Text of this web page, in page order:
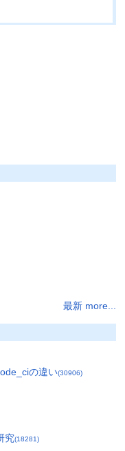
最新 more...
の違い(30906)
究(18281)